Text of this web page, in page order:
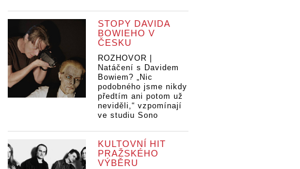
STOPY DAVIDA
BOWIEHO V
ČESKU
ROZHOVOR |
Natáčení s Davidem
Bowiem? „Nic
podobného jsme nikdy
předtím ani potom už
neviděli,“ vzpomínají
ve studiu Sono
KULTOVNÍ HIT
PRAŽSKÉHO
VÝBĚRU